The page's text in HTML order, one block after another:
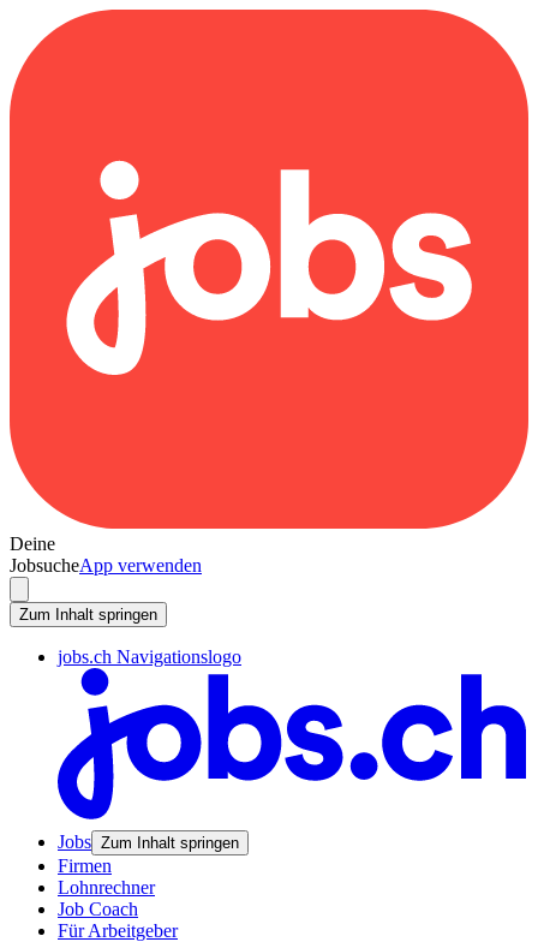
Deine
JobsucheApp verwenden
Zum Inhalt springen
jobs.ch Navigationslogo
Jobs Zum Inhalt springen
Firmen
Lohnrechner
Job Coach
Für Arbeitgeber